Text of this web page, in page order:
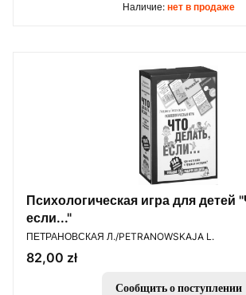
Наличие: нет в продаже
Психологическая игра для детей
если..."
ПРОИЗВОДИТЕЛЬ
ПЕТРАНОВСКАЯ Л./PETRANOWSKAJA L.
Цена
82,00 zł
Сообщить о поступлении